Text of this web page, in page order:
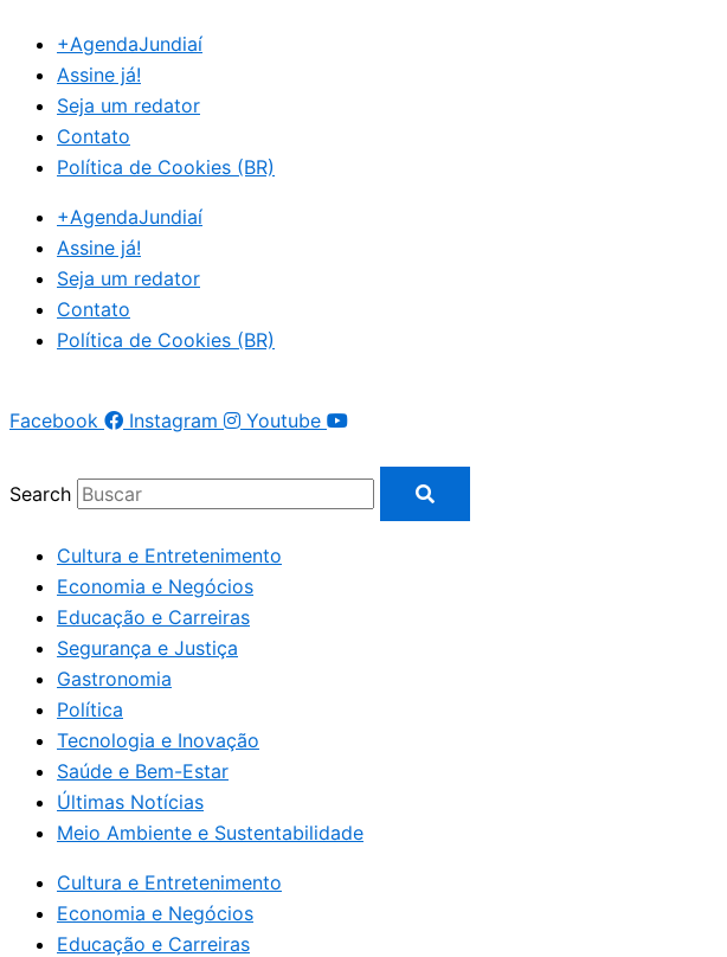
para
conteúdo
+AgendaJundiaí
Assine já!
Seja um redator
Contato
Política de Cookies (BR)
+AgendaJundiaí
Assine já!
Seja um redator
Contato
Política de Cookies (BR)
Facebook Instagram Youtube
Search
Cultura e Entretenimento
Economia e Negócios
Educação e Carreiras
Segurança e Justiça
Gastronomia
Política
Tecnologia e Inovação
Saúde e Bem-Estar
Últimas Notícias
Meio Ambiente e Sustentabilidade
Cultura e Entretenimento
Economia e Negócios
Educação e Carreiras